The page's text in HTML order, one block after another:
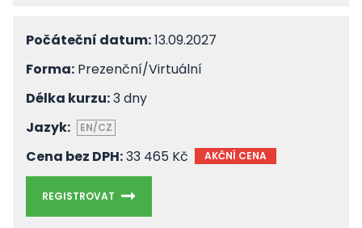
Počáteční datum:13.09.2027
Forma: Prezenční/Virtuální
Délka kurzu:3 dny
Jazyk:
EN/CZ
Cena bez DPH:33 465 Kč AKČNÍ CENA
REGISTROVAT